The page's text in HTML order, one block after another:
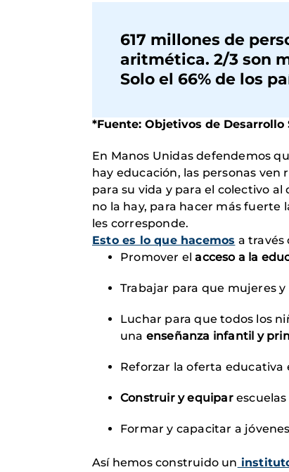
617 millones de
aritmética. 2/3 son
Solo el 66% de los
*Fuente: Objetivos de Desarrollo
En Manos Unidas defendemos
hay educación, las personas
para su vida y para el colectivo
no la hay, para hacer más fuerte
les corresponde.
Esto es lo que hacemos a través
Promover elacceso a la
Trabajar para que mujeres
Luchar para que todos los
una enseñanza infantil y
Reforzar la oferta educativa
Construir y equiparescuelas
Formar y capacitar a
Así hemos construido un